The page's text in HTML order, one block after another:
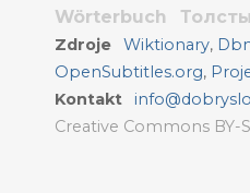
Wörterbuch
Zdroje Wiktionary,
OpenSubtitles.org,
Kontakt
Creative Commons BY-